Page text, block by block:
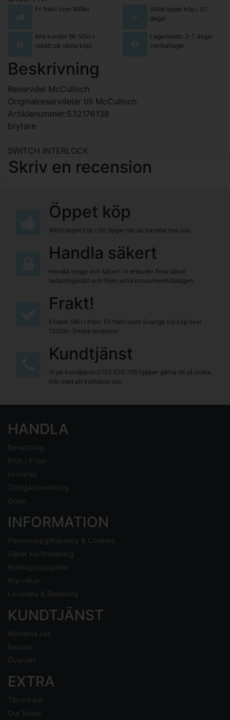
Fri frakt över 999kr
Alltid öppet köp i 30
dagar
Alla kunder får 50kr i
rabatt på nästa köp!
Lagersaldo: 2-7 dagar
centrallager
Beskrivning
Reservdel McCulloch
Originalreservdelar till McCulloch
Artiklenummer:532176138
brytare
SWITCH INTERLOCK
Skriv en recension
Öppet köp
Alltid öppet köp i 30 dagar när du handlar hos oss
Handla säkert
Handla tryggt och säkert. Vi erbjuder flera säkra
betalningssätt och följer alltid konsumentköplagen.
Frakt!
Endast 59kr i frakt. Fri frakt inom Sverige vid köp över
1000kr. Snabb leverans!
Kundtjänst
Vi på kundtjänst 0702 630 795 hjälper gärna till så tveka
inte med att kontakta oss.
HANDLA
Bevattning
Frön / Fröer
Grönytor
Trädgårdsverktyg
Grillar
INFORMATION
Personuppgiftspolicy & Cookies
Säker kortbetalning
Företagsuppgifter
Köpvillkor
Leverans & Betalning
KUNDTJÄNST
Kontakta oss
Returer
Översikt
EXTRA
Tillverkare
Our News